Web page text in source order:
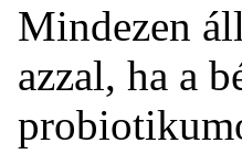
Mindezen
azzal, ha a